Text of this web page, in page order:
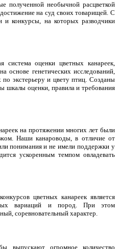
необычной расцветкой
на суд своих товарищей. С
и конкурсы, на которых разводчики
оценки цветных канареек,
основе генетических исследований,
экстерьеру и цвету птиц. Созданы
шкалы оценки, правила и требования
на протяжении многих лет были
Наши канароводы, в отличие от
понимания и не имели поддержки у
ускоренным темпом овладевать
цветных канареек является
вариаций и пород. При этом
соревновательный характер.
огромное количество